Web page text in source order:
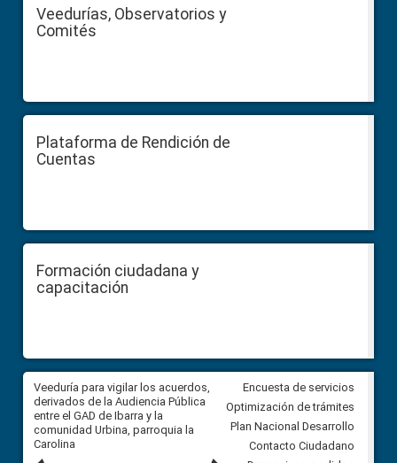
Veedurías, Observatorios y
Comités
Plataforma de Rendición de
Cuentas
Formación ciudadana y
capacitación
Veeduría para vigilar los acuerdos,
derivados de la Audiencia Pública
entre el GAD de Ibarra y la
comunidad Urbina, parroquia la
Carolina
CPCCS convoca a Veeduría
Ciudadana para vigilar el
en la Universidad de Cuenca
Encuesta de servicios
Optimización de trámites
Plan Nacional Desarrollo
Contacto Ciudadano